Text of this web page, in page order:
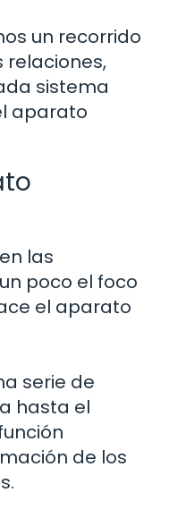
un recorrido
sistema
aparato
las
poco el foco
el aparato
serie de
hasta el
de los